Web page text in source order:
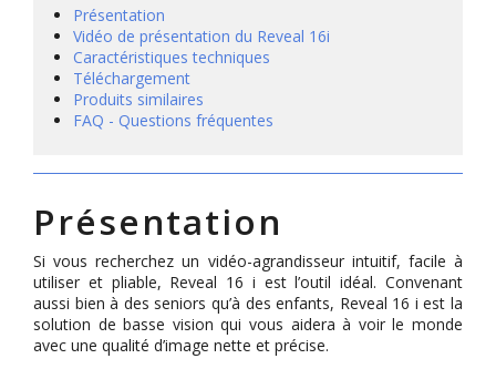
Présentation
Vidéo de présentation du Reveal 16i
Caractéristiques techniques
Téléchargement
Produits similaires
FAQ - Questions fréquentes
Présentation
Si vous recherchez un vidéo-agrandisseur intuitif, facile à
utiliser et pliable, Reveal 16 i est l’outil idéal. Convenant
aussi bien à des seniors qu’à des enfants, Reveal 16 i est la
solution de basse vision qui vous aidera à voir le monde
avec une qualité d’image nette et précise.